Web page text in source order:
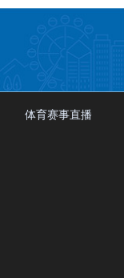
体育赛事直播